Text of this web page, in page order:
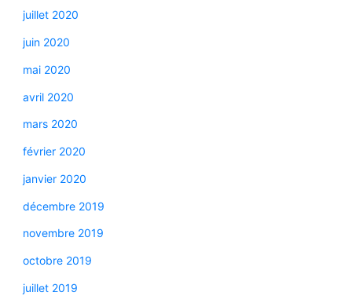
juillet 2020
juin 2020
mai 2020
avril 2020
mars 2020
février 2020
janvier 2020
décembre 2019
novembre 2019
octobre 2019
juillet 2019